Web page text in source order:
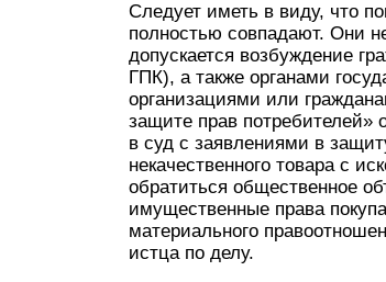
Следует иметь в виду, что
полностью совпадают. Они
допускается возбуждение
ГПК), а также органами
организациями или
защите прав потребителей»
в суд с заявлениями в
некачественного товара с
обратиться общественное
имущественные права
материального
истца по делу.